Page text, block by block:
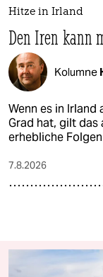
Hitze in Irland
Den Iren kann
Kolumne
Wenn es in Irland
Grad hat, gilt das
erhebliche
7.8.2026